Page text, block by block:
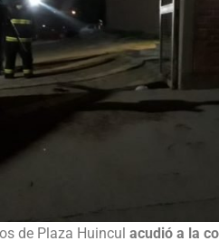
de Plaza Huincul acudió a la